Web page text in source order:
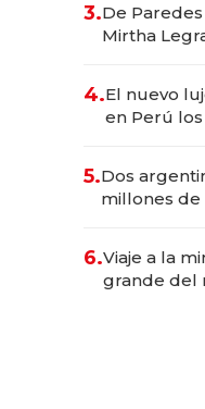
marcas
3.De
Mirtha
4.El nuevo
en Perú
5.Dos
millones de
6.Viaje a la
grande del